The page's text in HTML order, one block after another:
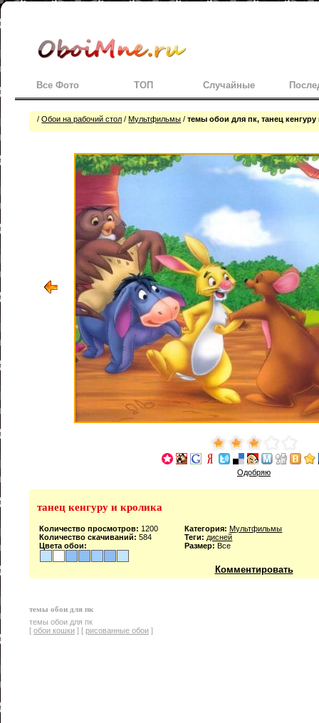
Все Фото ТОП Случайные
/Обои на рабочий стол / Мультфильмы /темы обои для пк, танец кенгуру
Одобряю
танец кенгуру и кролика
Количество просмотров: 1200
Количество скачиваний: 584
Цвета обои:
Категория: Мультфильмы
Теги: дисней
Размер: Все
Комментировать
темы обои для пк
темы обои для пк
[ обои кошки ] [ рисованные обои ]